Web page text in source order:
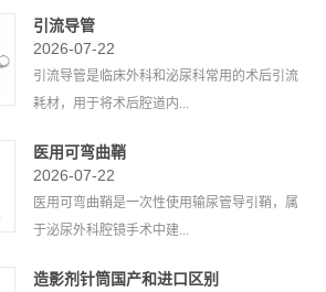
引流导管
2026-07-22
引流导管是临床外科和泌尿科常用的术后引流
耗材，用于将术后腔道内...
医用可弯曲鞘
2026-07-22
医用可弯曲鞘是一次性使用输尿管导引鞘，属
于泌尿外科腔镜手术中建...
造影剂针筒国产和进口区别